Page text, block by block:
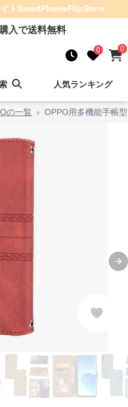
トSmartPhoneFlipStore
入で送料無料
0 0
人気ランキング
の一覧 › OPPO用多機能手帳